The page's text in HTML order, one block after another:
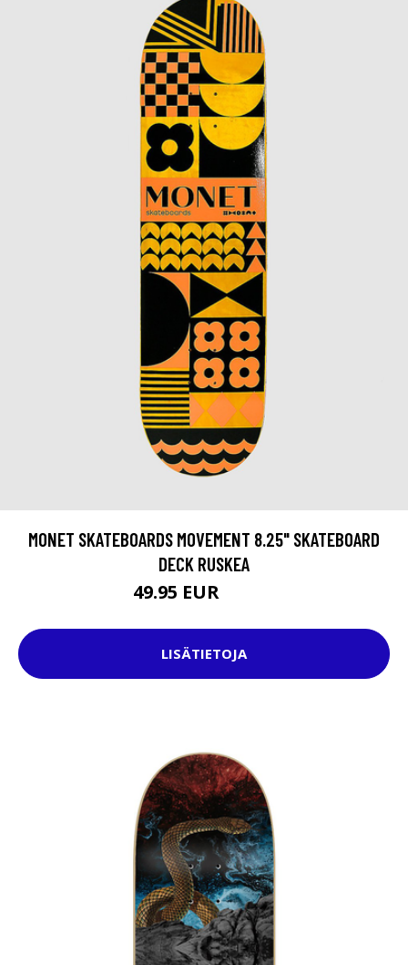
MONET SKATEBOARDS MOVEMENT 8.25" SKATEBOARD
DECK RUSKEA
49.95 EUR
LISÄTIETOJA